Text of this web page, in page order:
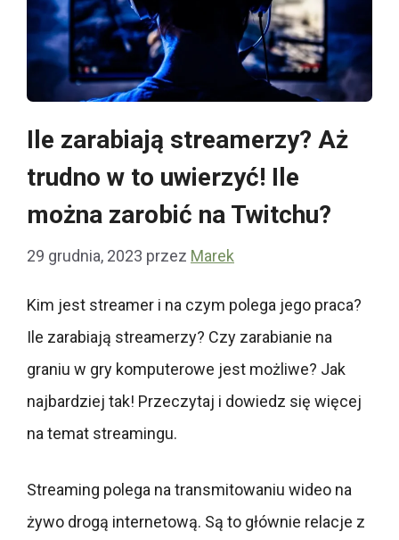
Ile zarabiają streamerzy? Aż
trudno w to uwierzyć! Ile
można zarobić na Twitchu?
29 grudnia, 2023 przez Marek
Kim jest streamer i na czym polega jego praca?
Ile zarabiają streamerzy? Czy zarabianie na
graniu w gry komputerowe jest możliwe? Jak
najbardziej tak! Przeczytaj i dowiedz się więcej
na temat streamingu.
Streaming polega na transmitowaniu wideo na
żywo drogą internetową. Są to głównie relacje z